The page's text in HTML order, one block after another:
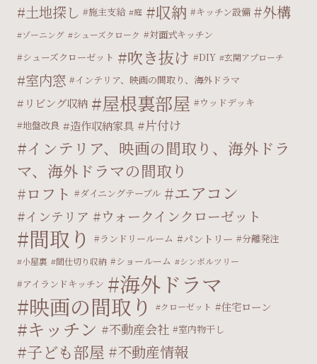
土地探し 施主支給 庭 収納 キッチン設備 外構
ゾーニング シューズクローク
対面式キッチン
シューズクローゼット
吹き抜け DIY 玄関アプローチ
室内窓 インテリア、映画の間取り、海外ドラマ
リビング収納 屋根裏部屋
ウッドデッキ
地盤改良
造作収納家具 片付け
インテリア、映画の間取り、海外ドラ
マ、海外ドラマの間取り
ロフト ダイニングテーブル エアコン
インテリア ウォークインクローゼット
間取り ランドリールーム パントリー 分離発注
小屋裏 間仕切り収納 ショールーム シンボルツリー
アイランドキッチン 海外ドラマ
映画の間取り クローゼット 住宅ローン
キッチン 不動産会社 室内物干し
子ども部屋 不動産情報